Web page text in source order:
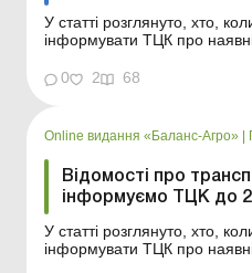
У статті розглянуто, хто,
інформувати ТЦК про
неподання цієї
2025 року Підприємства, у
0 2 68
Online видання «Баланс-Агро» |
Відомості про
інформуємо ТЦК до
У статті розглянуто, хто,
інформувати ТЦК про